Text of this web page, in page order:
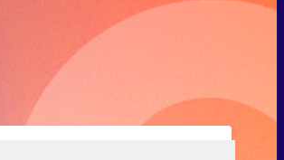
seu preço e as principais
você precisa saber para identificar
oportunidades.